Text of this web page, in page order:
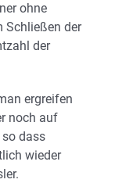
ohne
Schließen der
der
ergreifen
noch auf
so dass
wieder